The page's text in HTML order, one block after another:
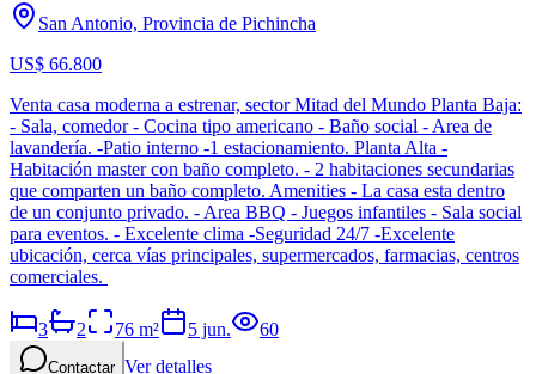
San Antonio, Provincia de Pichincha
US$ 66.800
Venta casa moderna a estrenar, sector Mitad del Mundo Planta Baja:
- Sala, comedor - Cocina tipo americano - Baño social - Area de
lavandería. -Patio interno -1 estacionamiento. Planta Alta -
Habitación master con baño completo. - 2 habitaciones secundarias
que comparten un baño completo. Amenities - La casa esta dentro
de un conjunto privado. - Area BBQ - Juegos infantiles - Sala social
para eventos. - Excelente clima -Seguridad 24/7 -Excelente
ubicación, cerca vías principales, supermercados, farmacias, centros
comerciales.
3 2 76 m² 5 jun. 60
Contactar Ver detalles